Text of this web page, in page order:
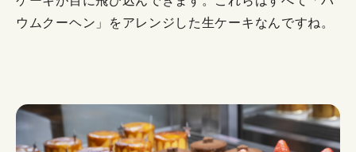
ウムクーヘン」をアレンジした生ケーキなんですね。